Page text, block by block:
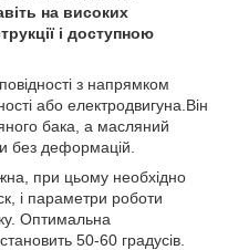
на високих
і доступною
з напрямком
або електродвигуна.Він
бака, а масляний
без деформацій.
при цьому необхідно
і параметри роботи
Оптимальна
50-60 градусів.